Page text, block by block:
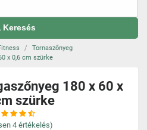
Keresés
Tornaszőnyeg
x 0,6 cm szürke
180 x 60 x
szürke
4 értékelés)